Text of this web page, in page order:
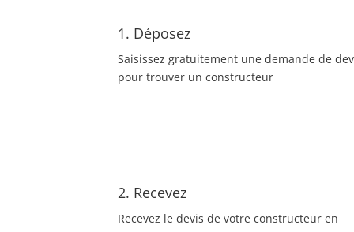
1. Déposez
Saisissez gratuitement une demande de
pour trouver un constructeur
2. Recevez
Recevez le devis de votre constructeur en